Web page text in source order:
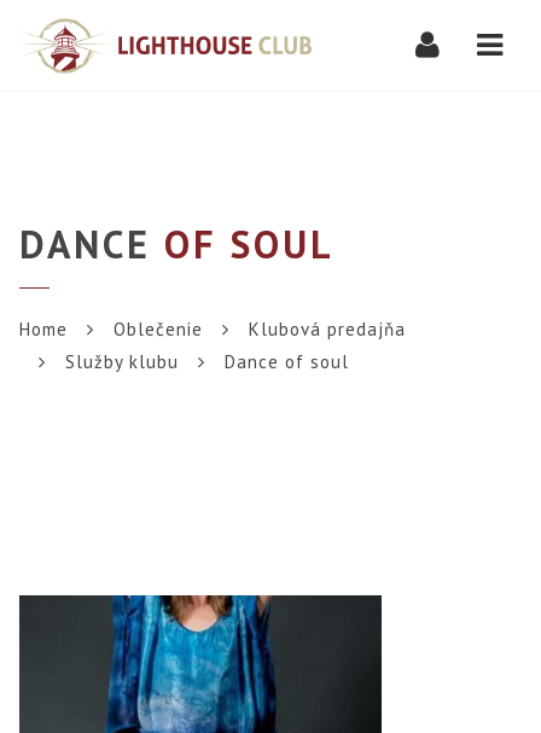
DANCE OF SOUL
Home Oblečenie
Klubová predajňa
Služby klubu
Dance of soul